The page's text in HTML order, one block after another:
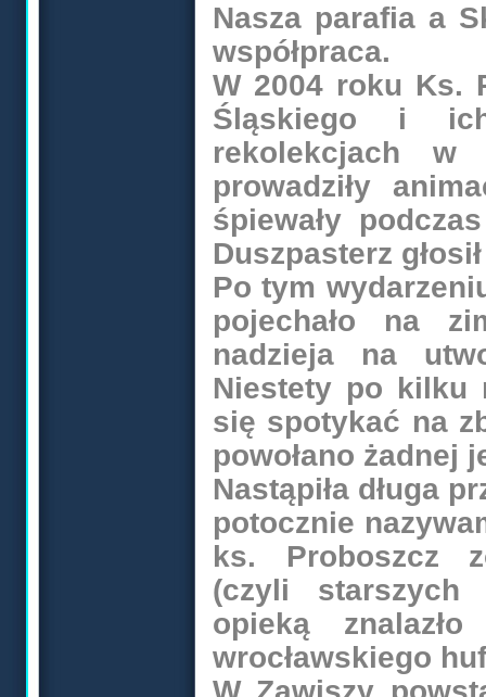
Nasza parafia a
współpraca.
W 2004 roku Ks.
Śląskiego i
rekolekcjach
prowadziły
śpiewały
Duszpasterz
Po tym
pojechało na
nadzieja na
Niestety po kilku
się spotykać na
powołano żadnej
Nastąpiła długa
potocznie
ks. Proboszcz
(czyli starszych
opieką
wrocławskiego